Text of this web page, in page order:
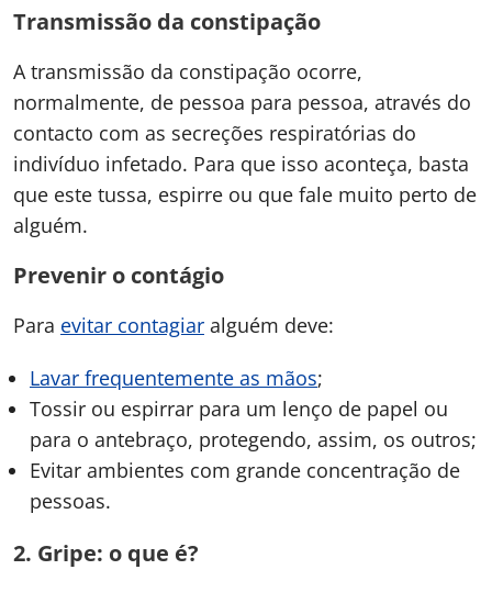
Transmissão da constipação
A transmissão da constipação ocorre,
normalmente, de pessoa para pessoa, através do
contacto com as secreções respiratórias do
indivíduo infetado. Para que isso aconteça, basta
que este tussa, espirre ou que fale muito perto de
alguém.
Prevenir o contágio
Para evitar contagiar alguém deve:
Lavar frequentemente as mãos;
Tossir ou espirrar para um lenço de papel ou
para o antebraço, protegendo, assim, os outros;
Evitar ambientes com grande concentração de
pessoas.
2. Gripe: o que é?